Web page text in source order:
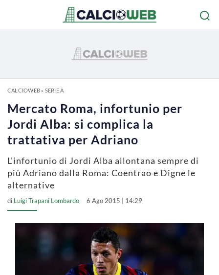
CALCIOWEB» SERIE A
Mercato Roma, infortunio per
Jordi Alba: si complica la
trattativa per Adriano
L'infortunio di Jordi Alba allontana sempre di
più Adriano dalla Roma: Coentrao e Digne le
alternative
di Luigi Trapani Lombardo 6 Ago 2015 | 14:29